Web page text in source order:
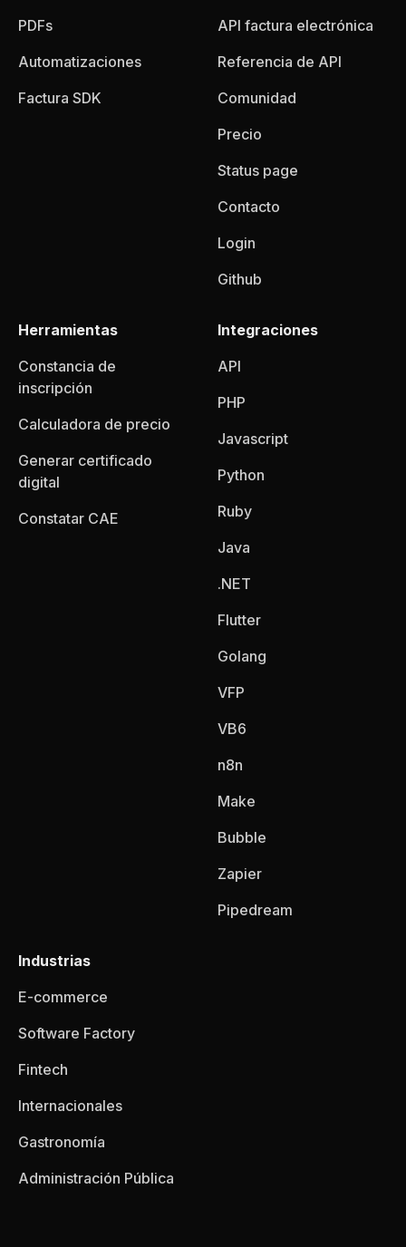
PDFs
Automatizaciones
Factura SDK
API factura electrónica
Referencia de API
Comunidad
Precio
Status page
Contacto
Login
Github
Herramientas
Constancia de
inscripción
Calculadora de precio
Generar certificado
digital
Constatar CAE
Integraciones
API
PHP
Javascript
Python
Ruby
Java
.NET
Flutter
Golang
VFP
VB6
n8n
Make
Bubble
Zapier
Pipedream
Industrias
E-commerce
Software Factory
Fintech
Internacionales
Gastronomía
Administración Pública